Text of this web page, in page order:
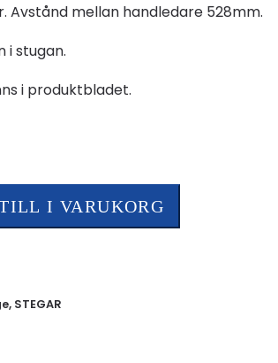
Avstånd mellan handledare 528mm.
i stugan.
i produktbladet.
I VARUKORG
, STEGAR